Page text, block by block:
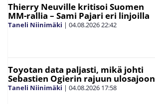
Thierry Neuville kritisoi Suomen
MM-rallia – Sami Pajari eri linjoilla
Taneli Niinimäki | 04.08.202622:42
Toyotan data paljasti, mikä johti
Sebastien Ogierin rajuun ulosajoon
Taneli Niinimäki | 04.08.2026 17:58